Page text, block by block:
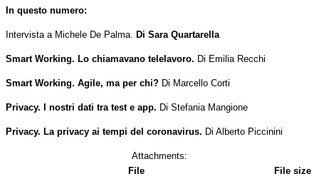
In questo numero:
Intervista a Michele De Palma. Di Sara Quartarella
Smart Working. Lo chiamavano telelavoro. Di Emilia Recchi
Smart Working. Agile, ma per chi? Di Marcello Corti
Privacy. I nostri dati tra test e app. Di Stefania Mangione
Privacy. La privacy ai tempi del coronavirus. Di Alberto Piccinini
Attachments:
File
File size